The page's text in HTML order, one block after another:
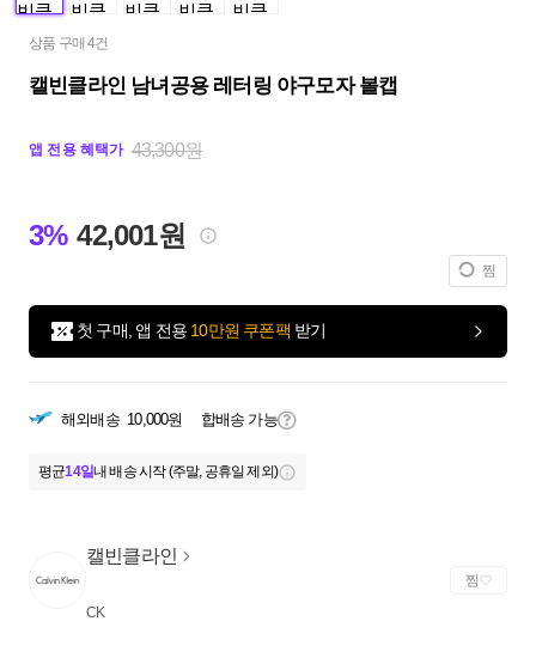
상품 구매 4건
캘빈클라인 남녀공용 레터링 야구모자 볼캡
앱 전용 혜택가 43,300원
3% 42,001원
찜
첫 구매, 앱 전용 10만원 쿠폰팩 받기
해외배송 10,000원 합배송 가능
평균14일내 배송 시작 (주말, 공휴일 제외)
캘빈클라인
CK
찜